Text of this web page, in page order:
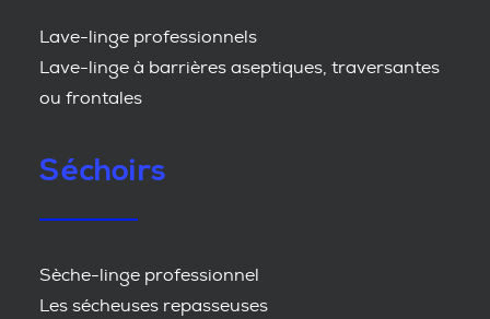
Lave-linge professionnels
Lave-linge à barrières aseptiques, traversantes
ou frontales
Séchoirs
Sèche-linge professionnel
Les sécheuses repasseuses